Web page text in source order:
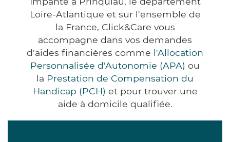
Loire-Atlantique et sur l'ensemble de
la France, Click&Care vous
accompagne dans vos demandes
d'aides financières comme l'Allocation
Personnalisée d'Autonomie (APA) ou
la Prestation de Compensation du
Handicap (PCH) et pour trouver une
aide à domicile qualifiée.